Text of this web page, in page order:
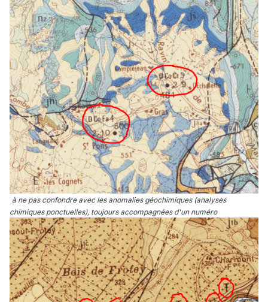
à ne pas confondre avec les anomalies géochimiques (analyses
chimiques ponctuelles), toujours accompagnées d'un numéro